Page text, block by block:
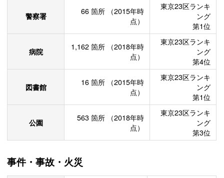
警察署 66 箇所
（2015年時
点）
東京23区ランキ
ング
第1位
病院 1,162 箇所
（2018年時
点）
東京23区ランキ
ング
第4位
図書館 16 箇所
（2015年時
点）
東京23区ランキ
ング
第1位
公園 563 箇所
（2018年時
点）
東京23区ランキ
ング
第3位
事件・事故・火災